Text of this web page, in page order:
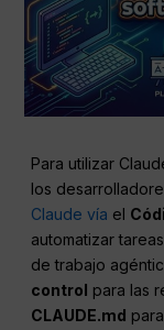
Para utilizar
los
Claude vía el
automatizar
de trabajo
control para las
CLAUDE.md